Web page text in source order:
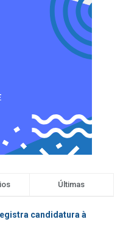
Últimas
candidatura à